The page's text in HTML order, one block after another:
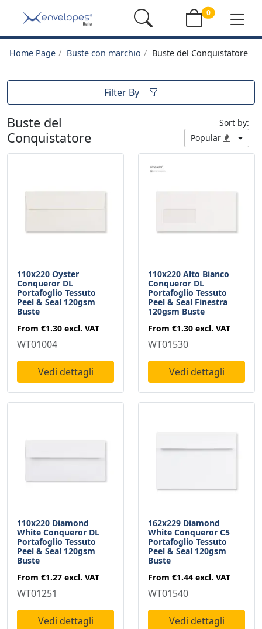
0
Home Page Buste con marchio Buste del Conquistatore
Filter By
Buste del
Conquistatore
Sort by:
Popular
110x220 Oyster
Conqueror DL
Portafoglio Tessuto
Peel & Seal 120gsm
Buste
From €1.30 excl. VAT
WT01004
Vedi dettagli
110x220 Alto Bianco
Conqueror DL
Portafoglio Tessuto
Peel & Seal Finestra
120gsm Buste
From €1.30 excl. VAT
WT01530
Vedi dettagli
110x220 Diamond
White Conqueror DL
Portafoglio Tessuto
Peel & Seal 120gsm
Buste
From €1.27 excl. VAT
WT01251
Vedi dettagli
162x229 Diamond
White Conqueror C5
Portafoglio Tessuto
Peel & Seal 120gsm
Buste
From €1.44 excl. VAT
WT01540
Vedi dettagli